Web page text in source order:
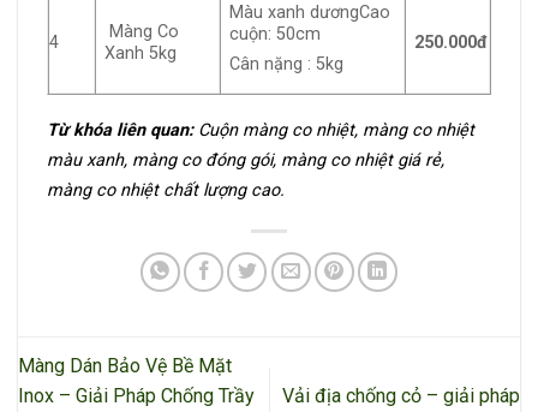
4
Màng Co
Xanh 5kg
Màu xanh dươngCao
cuộn: 50cm
Cân nặng : 5kg
250.000đ
Từ khóa liên quan:Cuộn màng co nhiệt, màng co nhiệt
màu xanh, màng co đóng gói, màng co nhiệt giá rẻ,
màng co nhiệt chất lượng cao.
Màng Dán Bảo Vệ Bề Mặt
Inox – Giải Pháp Chống Trầy
Vải địa chống cỏ – giải pháp